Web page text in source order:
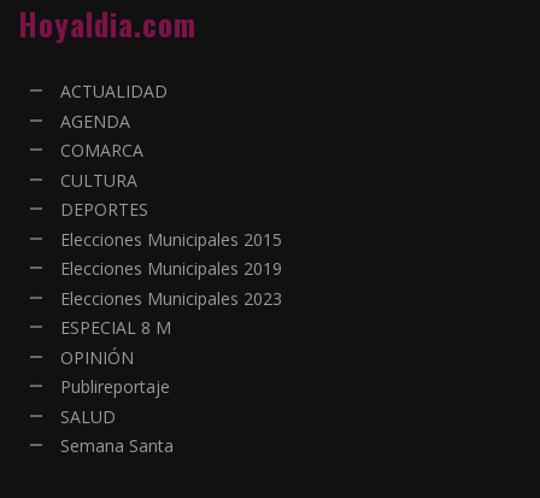
Hoyaldia.com
ACTUALIDAD
AGENDA
COMARCA
CULTURA
DEPORTES
Elecciones Municipales 2015
Elecciones Municipales 2019
Elecciones Municipales 2023
ESPECIAL 8 M
OPINIÓN
Publireportaje
SALUD
Semana Santa